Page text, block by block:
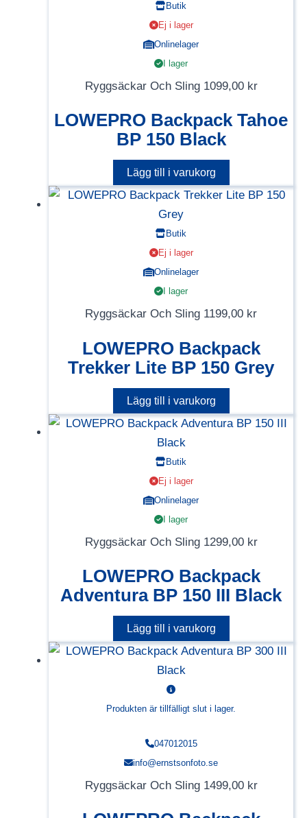
Butik
Ej i lager
Onlinelager
I lager
Ryggsäckar Och Sling 1099,00 kr
LOWEPRO Backpack Tahoe
BP 150 Black
Lägg till i varukorg
Butik
Ej i lager
Onlinelager
I lager
Ryggsäckar Och Sling 1199,00 kr
LOWEPRO Backpack
Trekker Lite BP 150 Grey
Lägg till i varukorg
Butik
Ej i lager
Onlinelager
I lager
Ryggsäckar Och Sling 1299,00 kr
LOWEPRO Backpack
Adventura BP 150 III Black
Lägg till i varukorg
Produkten är tillfälligt slut i lager.
047012015
info@ernstsonfoto.se
Ryggsäckar Och Sling 1499,00 kr